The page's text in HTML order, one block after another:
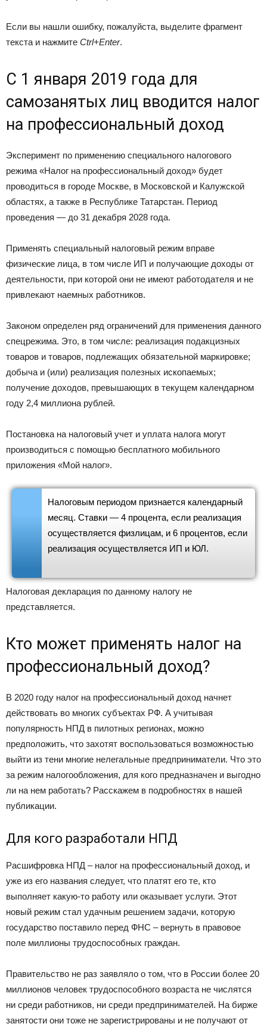
Если вы нашли ошибку, пожалуйста, выделите фрагмент
текста и нажмите Ctrl+Enter.
С 1 января 2019 года для
самозанятых лиц вводится налог
на профессиональный доход
Эксперимент по применению специального налогового
режима «Налог на профессиональный доход» будет
проводиться в городе Москве, в Московской и Калужской
областях, а также в Республике Татарстан. Период
проведения — до 31 декабря 2028 года.
Применять специальный налоговый режим вправе
физические лица, в том числе ИП и получающие доходы от
деятельности, при которой они не имеют работодателя и не
привлекают наемных работников.
Законом определен ряд ограничений для применения данного
спецрежима. Это, в том числе: реализация подакцизных
товаров и товаров, подлежащих обязательной маркировке;
добыча и (или) реализация полезных ископаемых;
получение доходов, превышающих в текущем календарном
году 2,4 миллиона рублей.
Постановка на налоговый учет и уплата налога могут
производиться с помощью бесплатного мобильного
приложения «Мой налог».
Налоговым периодом признается календарный
месяц. Ставки — 4 процента, если реализация
осуществляется физлицам, и 6 процентов, если
реализация осуществляется ИП и ЮЛ.
Налоговая декларация по данному налогу не
представляется.
Кто может применять налог на
профессиональный доход?
В 2020 году налог на профессиональный доход начнет
действовать во многих субъектах РФ. А учитывая
популярность НПД в пилотных регионах, можно
предположить, что захотят воспользоваться возможностью
выйти из тени многие нелегальные предприниматели. Что это
за режим налогообложения, для кого предназначен и выгодно
ли на нем работать? Расскажем в подробностях в нашей
публикации.
Для кого разработали НПД
Расшифровка НПД – налог на профессиональный доход, и
уже из его названия следует, что платят его те, кто
выполняет какую-то работу или оказывает услуги. Этот
новый режим стал удачным решением задачи, которую
государство поставило перед ФНС – вернуть в правовое
поле миллионы трудоспособных граждан.
Правительство не раз заявляло о том, что в России более 20
миллионов человек трудоспособного возраста не числятся
ни среди работников, ни среди предпринимателей. На бирже
занятости они тоже не зарегистрированы и не получают от